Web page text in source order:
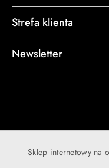
Strefa klienta
Newsletter
Sklep internetowy na